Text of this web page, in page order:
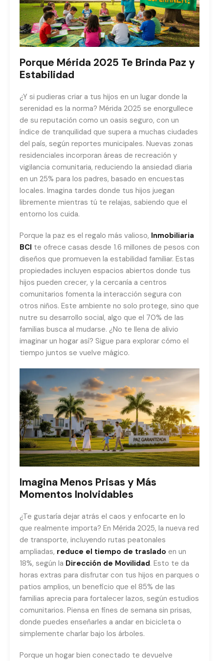
Porque Mérida 2025 Te Brinda Paz y
Estabilidad
¿Y si pudieras criar a tus hijos en un lugar donde la
serenidad es la norma? Mérida 2025 se enorgullece
de su reputación como un oasis seguro, con un
índice de tranquilidad que supera a muchas ciudades
del país, según reportes municipales. Nuevas zonas
residenciales incorporan áreas de recreación y
vigilancia comunitaria, reduciendo la ansiedad diaria
en un 25% para los padres, basado en encuestas
locales. Imagina tardes donde tus hijos juegan
libremente mientras tú te relajas, sabiendo que el
entorno los cuida.
Porque la paz es el regalo más valioso, Inmobiliaria
BCI te ofrece casas desde 1.6 millones de pesos con
diseños que promueven la estabilidad familiar. Estas
propiedades incluyen espacios abiertos donde tus
hijos pueden crecer, y la cercanía a centros
comunitarios fomenta la interacción segura con
otros niños. Este ambiente no solo protege, sino que
nutre su desarrollo social, algo que el 70% de las
familias busca al mudarse. ¿No te llena de alivio
imaginar un hogar así? Sigue para explorar cómo el
tiempo juntos se vuelve mágico.
Imagina Menos Prisas y Más
Momentos Inolvidables
¿Te gustaría dejar atrás el caos y enfocarte en lo
que realmente importa? En Mérida 2025, la nueva red
de transporte, incluyendo rutas peatonales
ampliadas, reduce el tiempo de traslado en un
18%, según la Dirección de Movilidad. Esto te da
horas extras para disfrutar con tus hijos en parques o
patios amplios, un beneficio que el 85% de las
familias aprecia para fortalecer lazos, según estudios
comunitarios. Piensa en fines de semana sin prisas,
donde puedes enseñarles a andar en bicicleta o
simplemente charlar bajo los árboles.
Porque un hogar bien conectado te devuelve